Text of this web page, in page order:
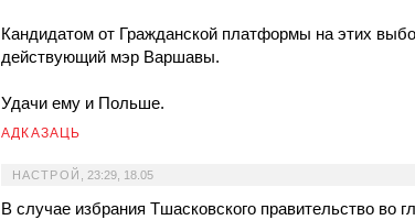
Кандидатом от Гражданской платформы на этих
действующий мэр Варшавы.
Удачи ему и Польше.
АДКАЗАЦЬ
НАСТРОЙ 23:29, 18.05
В случае избрания Тшасковского правительство во